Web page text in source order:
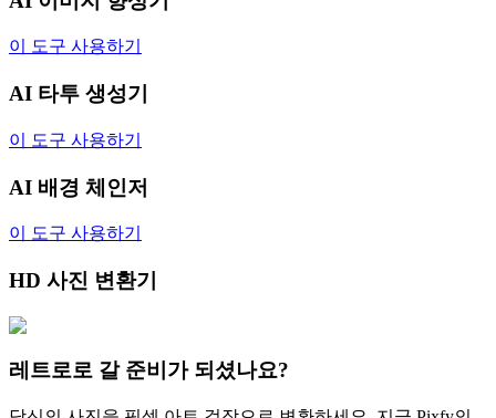
이 도구 사용하기
AI 타투 생성기
이 도구 사용하기
AI 배경 체인저
이 도구 사용하기
HD 사진 변환기
레트로로 갈 준비가 되셨나요?